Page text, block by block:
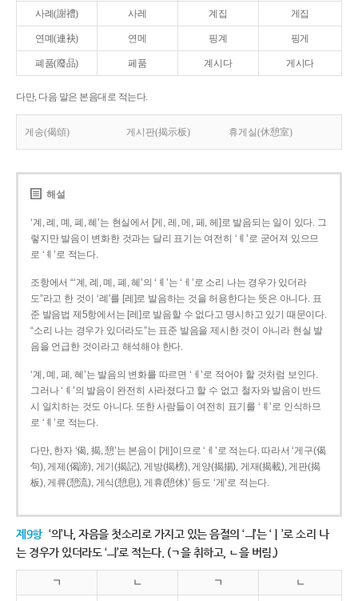
사례(謝禮) 사레 계집 게집
연몌(連袂) 연메 핑계 핑게
폐품(廢品) 페품 계시다 게시다
다만, 다음 말은 본음대로 적는다.
게송(偈頌) 게시판(揭示板) 휴게실(休憩室)
해설
‘계, 례, 몌, 폐, 혜’는 현실에서 [게, 레, 메, 페, 헤]로 발음되는 일이 있다. 그
렇지만 발음이 변화한 것과는 달리 표기는 여전히 ‘ㅖ’로 굳어져 있으므
로 ‘ㅖ’로 적는다.
조항에서 “‘계, 례, 몌, 폐, 혜’의 ‘ㅖ’는 ‘ㅔ’로 소리 나는 경우가 있더라
도”라고 한 것이 ‘례’를 [레]로 발음하는 것을 허용한다는 뜻은 아니다. 표
준 발음법 제5항에서는 [레]로 발음할 수 없다고 명시하고 있기 때문이다.
“소리 나는 경우가 있더라도”는 표준 발음을 제시한 것이 아니라 현실 발
음을 언급한 것이라고 해석해야 한다.
‘계, 몌, 폐, 혜’는 발음의 변화를 따르면 ‘ㅔ’로 적어야 할 것처럼 보인다.
그러나 ‘ㅖ’의 발음이 완전히 사라졌다고 할 수 없고 철자와 발음이 반드
시 일치하는 것도 아니다. 또한 사람들이 여전히 표기를 ‘ㅖ’로 인식하므
로 ‘ㅖ’로 적는다.
다만, 한자 ‘偈, 揭, 憩’는 본음이 [게]이므로 ‘ㅔ’로 적는다. 따라서 ‘게구(偈
句), 게제(偈諦), 게기(揭記), 게방(揭榜), 게양(揭揚), 게재(揭載), 게판(揭
板), 게류(憩流), 게식(憩息), 게휴(憩休)’ 등도 ‘게’로 적는다.
제9항 ‘의’나, 자음을 첫소리로 가지고 있는 음절의 ‘ㅢ’는 ‘ㅣ’로 소리 나
는 경우가 있더라도 ‘ㅢ’로 적는다. (ㄱ을 취하고, ㄴ을 버림.)
ㄱ ㄴ ㄱ ㄴ